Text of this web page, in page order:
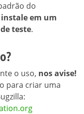
do
instale em um
teste.
o uso, nos avise!
para criar uma